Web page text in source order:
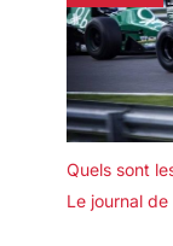
Quels sont
Le journal de